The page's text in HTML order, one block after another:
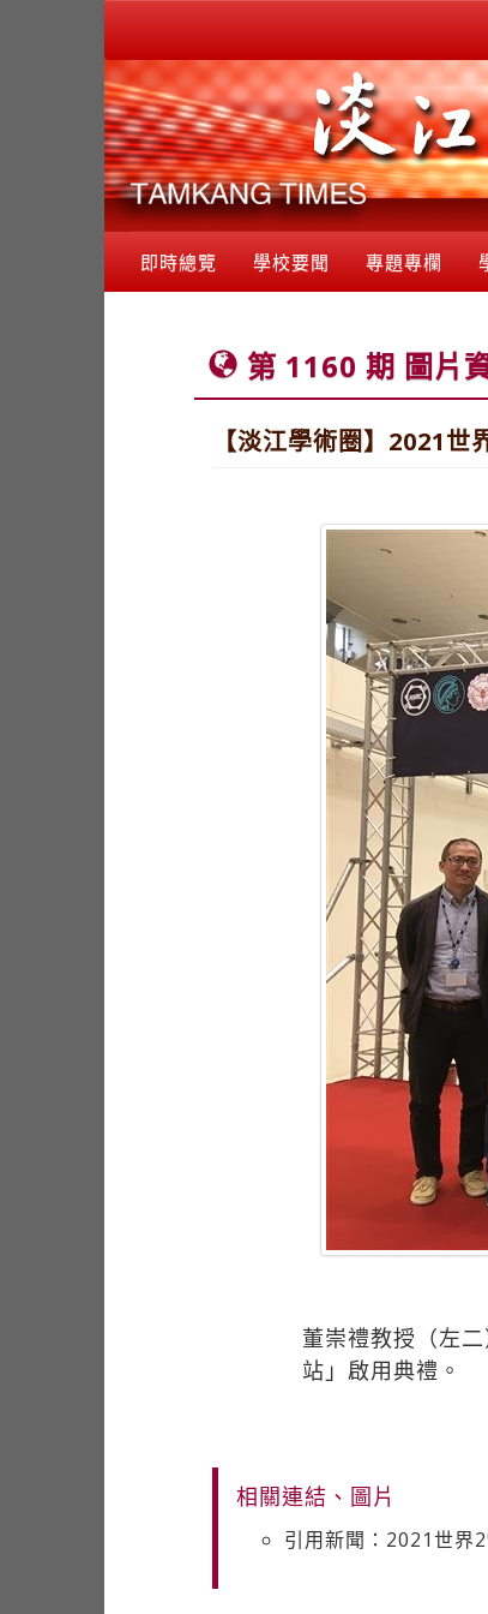
即時總覽 學校要聞 專題專欄
第 1160 期 圖片
【淡江學術圈】2021
董崇禮教授（左
站」啟用典禮。
相關連結、圖片
引用新聞：2021世界